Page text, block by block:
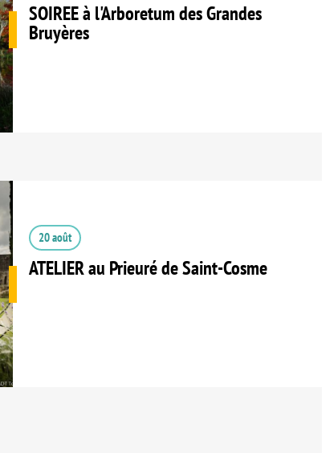
SOIREE à l'Arboretum des Grandes
Bruyères
20 août
ATELIER au Prieuré de Saint-Cosme